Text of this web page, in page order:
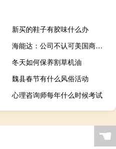
新买的鞋子有胶味什么办
海能达：公司不认可美国商密版权案件一审判决金额已向美国第七巡回上诉法院提起上诉
冬天如何保养割草机油
魏县春节有什么风俗活动
心理咨询师每年什么时候考试
☚